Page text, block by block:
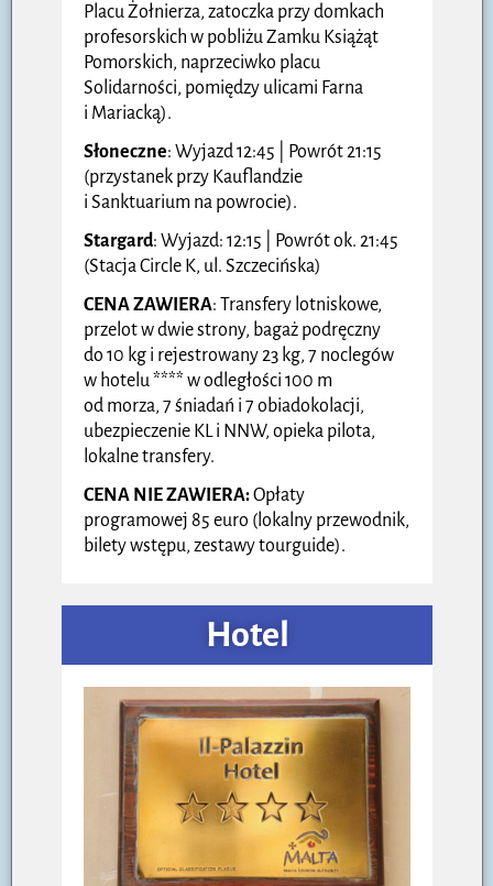
Placu Żołnierza, zatoczka przy domkach
profesorskich w pobliżu Zamku Książąt
Pomorskich, naprzeciwko placu
Solidarności, pomiędzy ulicami Farna
i Mariacką).
Słoneczne: Wyjazd 12:45 | Powrót 21:15
(przystanek przy Kauflandzie
i Sanktuarium na powrocie).
Stargard: Wyjazd: 12:15 | Powrót ok. 21:45
(Stacja Circle K, ul. Szczecińska)
CENA ZAWIERA: Transfery lotniskowe,
przelot w dwie strony, bagaż podręczny
do 10 kg i rejestrowany 23 kg, 7 noclegów
w hotelu **** w odległości 100 m
od morza, 7 śniadań i 7 obiadokolacji,
ubezpieczenie KL i NNW, opieka pilota,
lokalne transfery.
CENA NIE ZAWIERA:Opłaty
programowej 85 euro (lokalny przewodnik,
bilety wstępu, zestawy tourguide).
Hotel